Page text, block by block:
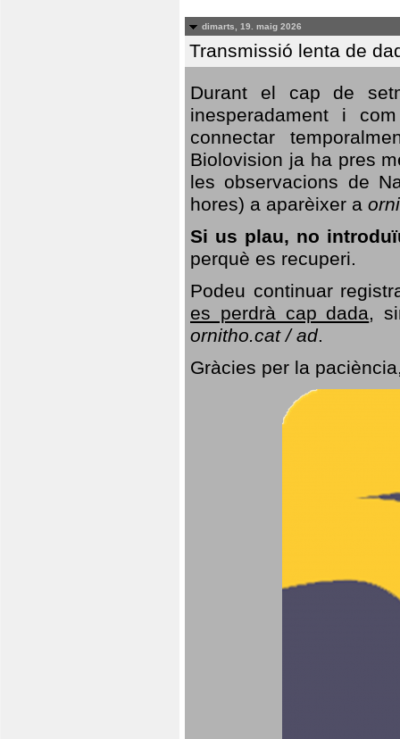
dimarts, 19. maig 2026
Transmissió lenta de
Durant el cap de
inesperadament i
connectar
Biolovision ja ha pres
les observacions de
hores) a aparèixer a
Si us plau, no
perquè es recuperi.
Podeu continuar
es perdrà cap dada,
ornitho.cat / ad.
Gràcies per la